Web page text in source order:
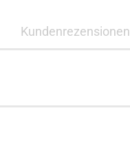
Kundenrezensionen